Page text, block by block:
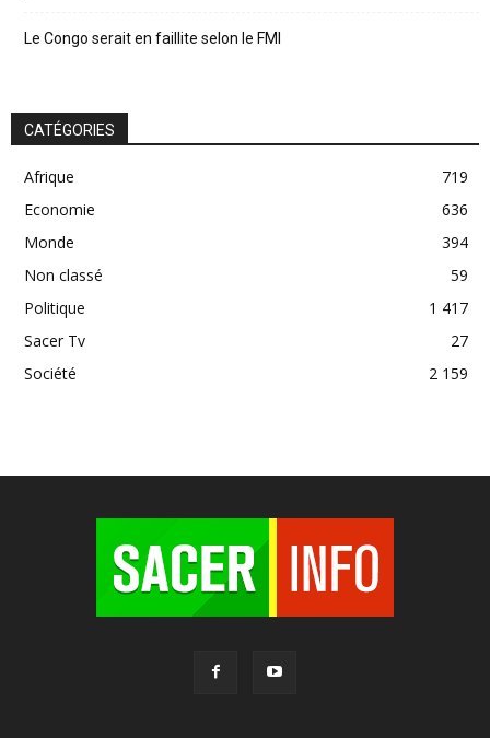
Le Congo serait en faillite selon le FMI
CATÉGORIES
Afrique
719
Economie
636
Monde
394
Non classé
59
Politique
1 417
Sacer Tv
27
Société
2 159